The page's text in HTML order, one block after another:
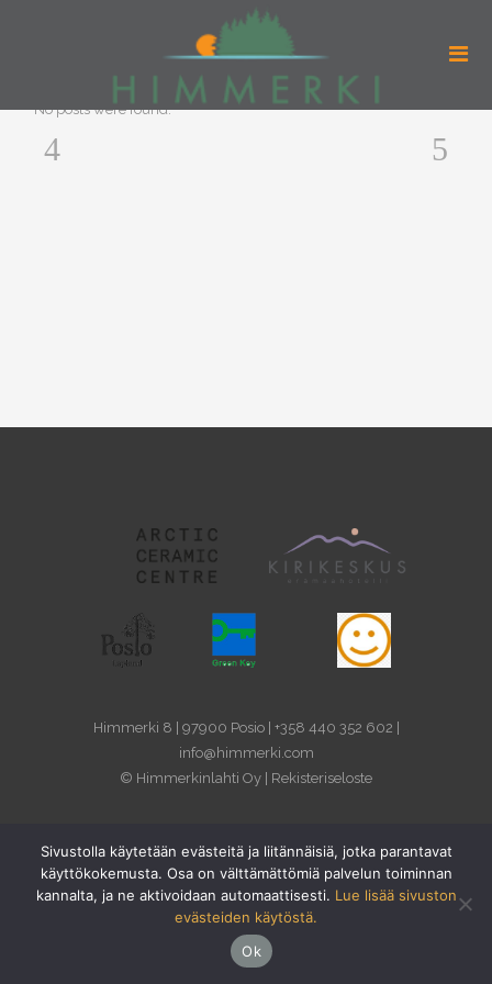
No posts were found.
Himmerki 8 | 97900 Posio | +358 440 352 602 |
info@himmerki.com
© Himmerkinlahti Oy | Rekisteriseloste
Sivustolla käytetään evästeitä ja liitännäisiä, jotka parantavat
käyttökokemusta. Osa on välttämättömiä palvelun toiminnan
kannalta, ja ne aktivoidaan automaattisesti. Lue lisää sivuston
evästeiden käytöstä.
Ok